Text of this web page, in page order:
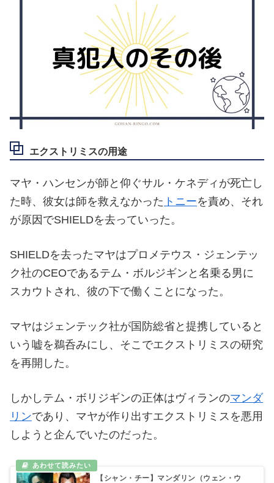
エクストリミスの用途
マヤ・ハンセンが師と仰ぐサル・ケネディが死亡し
た時、彼女は師を救えなかった トニーを責め、それ
が原因でSHIELDを去っていった。
SHIELDを去ったマヤはプロメテウス・ジェンテッ
ク社のCEOであるテム・ボルジギンと名乗る男に
スカウトされ、彼の下で働くことになった。
マヤはジェンテック社が国防総省と提携していると
いう嘘を鵜呑みにし、そこでエクストリミスの研究
を再開した。
しかしテム・ボリジギンの正体はヴィランのマンダ
リンであり、マヤが作り出すエクストリミスを悪用
しようと企んでいたのだった。
【シャン・チー】マンダリン（ウェン・ウ